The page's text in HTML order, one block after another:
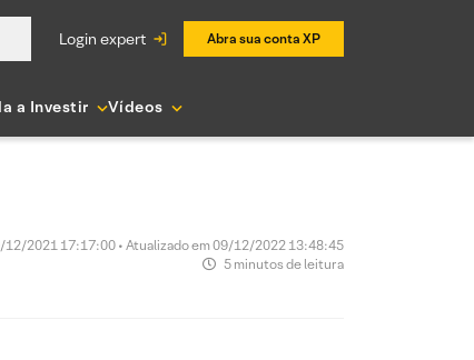
login expert Abra sua conta XP
a Investir Vídeos
12/2021 17:17:00 • Atualizado em 09/12/2022 13:48:45
5 minutos de leitura